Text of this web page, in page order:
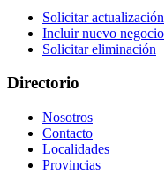
Solicitar actualización
Incluir nuevo negocio
Solicitar eliminación
Directorio
Nosotros
Contacto
Localidades
Provincias